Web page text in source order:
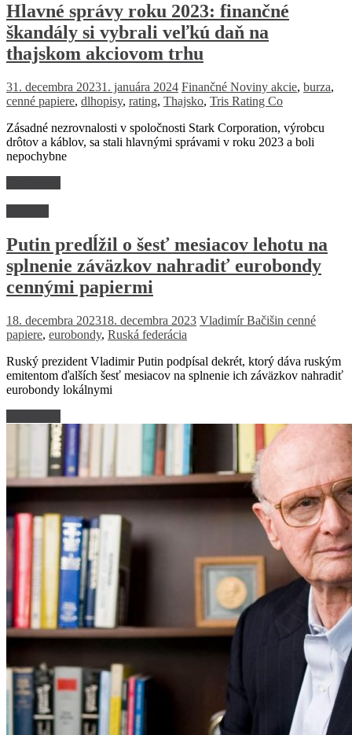
Hlavné správy roku 2023: finančné
škandály si vybrali veľkú daň na
thajskom akciovom trhu
31. decembra 20231. januára 2024 Finančné Noviny akcie, burza,
cenné papiere, dlhopisy, rating, Thajsko, Tris Rating Co
Zásadné nezrovnalosti v spoločnosti Stark Corporation, výrobcu
drôtov a káblov, sa stali hlavnými správami v roku 2023 a boli
nepochybne
Putin predĺžil o šesť mesiacov lehotu na
splnenie záväzkov nahradiť eurobondy
cennými papiermi
18. decembra 202318. decembra 2023 Vladimír Bačišin cenné
papiere, eurobondy, Ruská federácia
Ruský prezident Vladimir Putin podpísal dekrét, ktorý dáva ruským
emitentom ďalších šesť mesiacov na splnenie ich záväzkov nahradiť
eurobondy lokálnymi